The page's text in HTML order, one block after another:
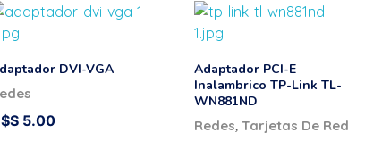
DVI-VGA
5.00
Adaptador PCI-E
Inalambrico TP-Link TL-
WN881ND
Redes, Tarjetas De Red